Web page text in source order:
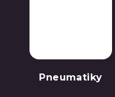
Pneumatiky